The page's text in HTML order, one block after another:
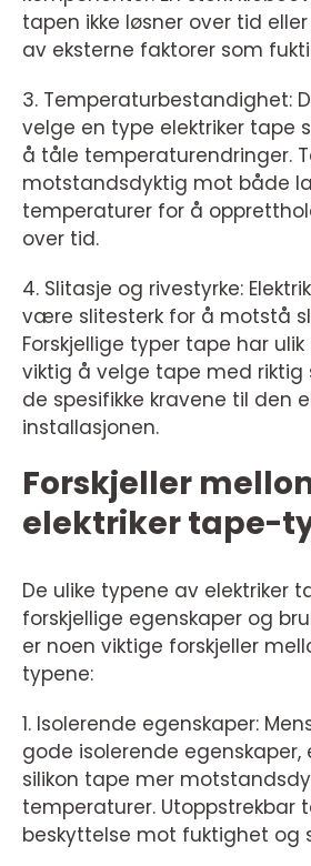
tapen ikke løsner over tid
av eksterne faktorer som
3. Temperaturbestandighet:
velge en type elektriker tape
å tåle temperaturendringer.
motstandsdyktig mot både
temperaturer for å
over tid.
4. Slitasje og rivestyrke:
være slitesterk for å motstå
Forskjellige typer tape har
viktig å velge tape med riktig
de spesifikke kravene til den
installasjonen.
Forskjeller
elektriker tape-
De ulike typene av elektriker
forskjellige egenskaper og
er noen viktige forskjeller
typene:
1. Isolerende egenskaper:
gode isolerende egenskaper,
silikon tape mer
temperaturer. Utoppstrekbar
beskyttelse mot fuktighet og